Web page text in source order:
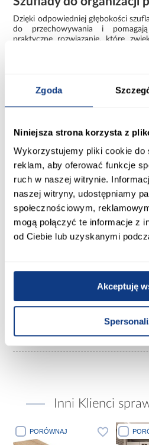
Zgoda
Niniejsza strona korzysta z
Wykorzystujemy pliki cookie do
reklam, aby oferować funkcje
ruch w naszej witrynie.
naszej witryny, udostępniamy
społecznościowym,
mogą połączyć te informacje z
od Ciebie lub uzyskanymi
Akceptuję
Dzięki odpowiedniej głębokości
do przechowywania i
praktyczne rozwiązanie, które
uporządkowanie przestrzeni i
Informacje Transport
Głębokość [cm]:
46.60
Kolor:
dąb artisan
płyta wiórowa laminowana
5
Inni Klienci
PORÓWNAJ